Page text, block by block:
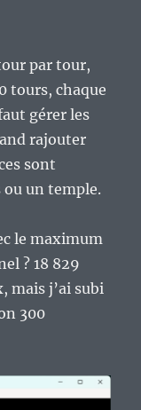
par tour,
tours, chaque
gérer les
rajouter
sont
ou un temple.
le maximum
? 18 829
mais j’ai subi
300